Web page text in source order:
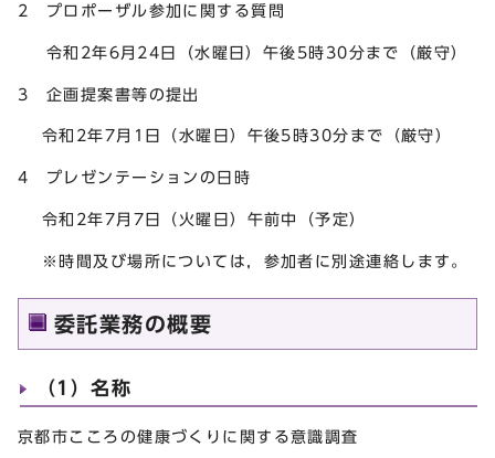
2 プロポーザル参加に関する質問
令和2年6月24日（水曜日）午後5時30分まで（厳守）
3 企画提案書等の提出
令和2年7月1日（水曜日）午後5時30分まで（厳守）
4 プレゼンテーションの日時
令和2年7月7日（火曜日）午前中（予定）
※時間及び場所については，参加者に別途連絡します。
委託業務の概要
（1）名称
京都市こころの健康づくりに関する意識調査